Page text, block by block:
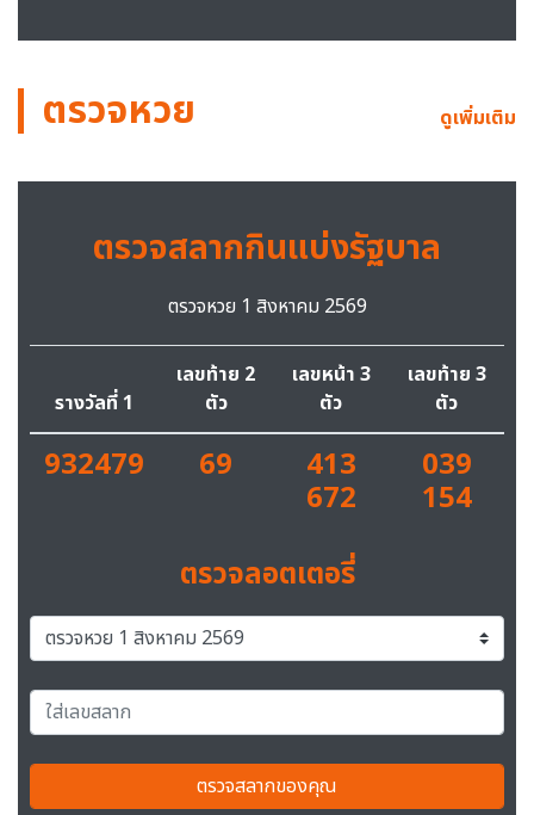
ตรวจหวย ดูเพิ่มเติม
ตรวจสลากกินแบ่งรัฐบาล
ตรวจหวย 1 สิงหาคม 2569
รางวัลที่ 1
เลขท้าย 2
ตัว
เลขหน้า 3
ตัว
เลขท้าย 3
ตัว
932479 69 413
672
039
154
ตรวจลอตเตอรี่
ตรวจสลากของคุณ